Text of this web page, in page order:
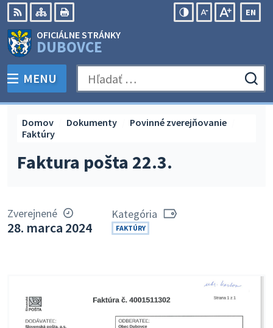
Preskočiť
na
obsah
RSS Mapa
EN
OFICIÁLNE STRÁNKY
DUBOVCE
PREPNÚŤ
MENU Hľadať:
Faktura pošta 22.3.
Domov Dokumenty
Povinné zverejňovanie
Faktúry
Zverejnené
28. marca 2024
Kategória
FAKTÚRY